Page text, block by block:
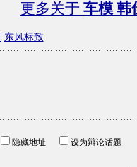
更多关于 车模 韩
东风标致
隐藏地址
设为辩论话题